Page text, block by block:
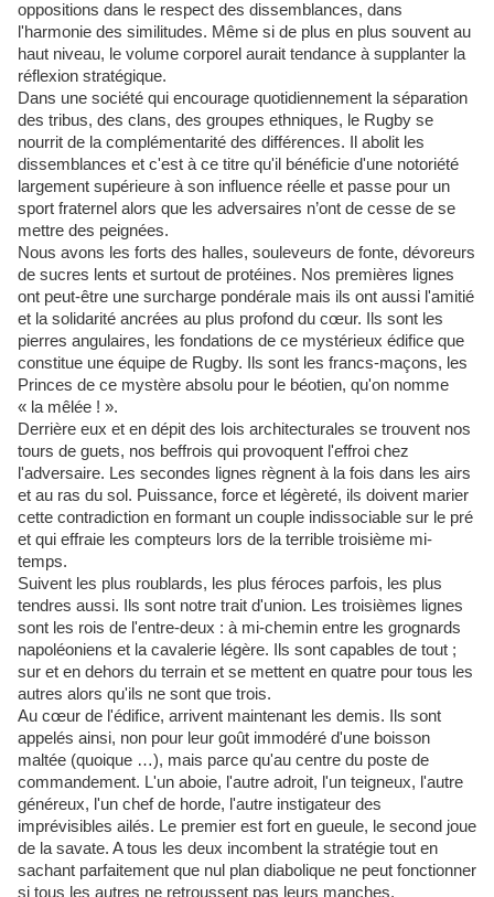
oppositions dans le respect des dissemblances, dans
l'harmonie des similitudes. Même si de plus en plus souvent au
haut niveau, le volume corporel aurait tendance à supplanter la
réflexion stratégique.
Dans une société qui encourage quotidiennement la séparation
des tribus, des clans, des groupes ethniques, le Rugby se
nourrit de la complémentarité des différences. Il abolit les
dissemblances et c'est à ce titre qu'il bénéficie d'une notoriété
largement supérieure à son influence réelle et passe pour un
sport fraternel alors que les adversaires n’ont de cesse de se
mettre des peignées.
Nous avons les forts des halles, souleveurs de fonte, dévoreurs
de sucres lents et surtout de protéines. Nos premières lignes
ont peut-être une surcharge pondérale mais ils ont aussi l'amitié
et la solidarité ancrées au plus profond du cœur. Ils sont les
pierres angulaires, les fondations de ce mystérieux édifice que
constitue une équipe de Rugby. Ils sont les francs-maçons, les
Princes de ce mystère absolu pour le béotien, qu'on nomme
« la mêlée ! ».
Derrière eux et en dépit des lois architecturales se trouvent nos
tours de guets, nos beffrois qui provoquent l'effroi chez
l'adversaire. Les secondes lignes règnent à la fois dans les airs
et au ras du sol. Puissance, force et légèreté, ils doivent marier
cette contradiction en formant un couple indissociable sur le pré
et qui effraie les compteurs lors de la terrible troisième mi-
temps.
Suivent les plus roublards, les plus féroces parfois, les plus
tendres aussi. Ils sont notre trait d'union. Les troisièmes lignes
sont les rois de l'entre-deux : à mi-chemin entre les grognards
napoléoniens et la cavalerie légère. Ils sont capables de tout ;
sur et en dehors du terrain et se mettent en quatre pour tous les
autres alors qu'ils ne sont que trois.
Au cœur de l'édifice, arrivent maintenant les demis. Ils sont
appelés ainsi, non pour leur goût immodéré d'une boisson
maltée (quoique …), mais parce qu'au centre du poste de
commandement. L'un aboie, l'autre adroit, l'un teigneux, l'autre
généreux, l'un chef de horde, l'autre instigateur des
imprévisibles ailés. Le premier est fort en gueule, le second joue
de la savate. A tous les deux incombent la stratégie tout en
sachant parfaitement que nul plan diabolique ne peut fonctionner
si tous les autres ne retroussent pas leurs manches.